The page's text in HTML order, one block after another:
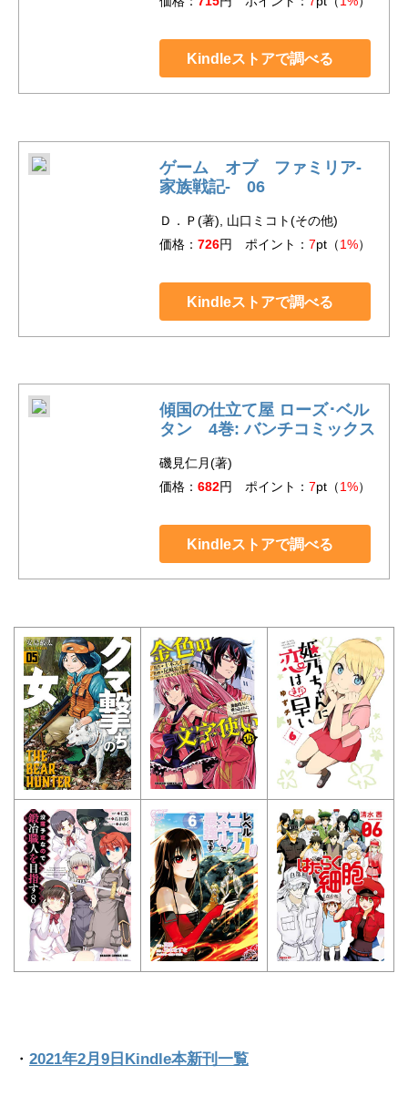
Kindleストアで調べる
ゲーム オブ ファミリア-
家族戦記- 06
Ｄ．Ｐ(著), 山口ミコト(その他)
価格： 726円 ポイント： 7pt（1%）
Kindleストアで調べる
傾国の仕立て屋 ローズ･ベル
タン 4巻: バンチコミックス
磯見仁月(著)
価格： 682円 ポイント： 7pt（1%）
Kindleストアで調べる
・ 2021年2月9日Kindle本新刊一覧